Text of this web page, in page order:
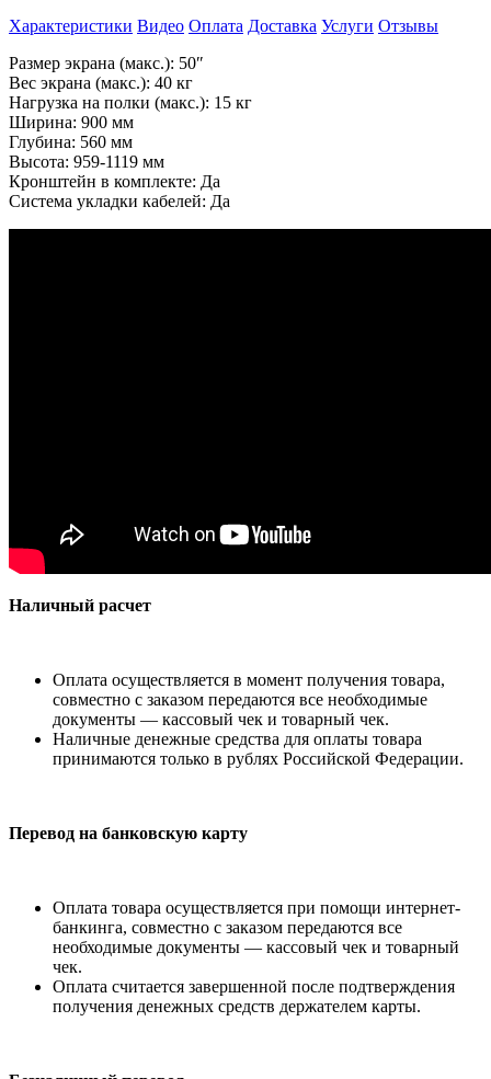
Характеристики Видео Оплата Доставка Услуги Отзывы
Размер экрана (макс.): 50″
Вес экрана (макс.): 40 кг
Нагрузка на полки (макс.): 15 кг
Ширина: 900 мм
Глубина: 560 мм
Высота: 959-1119 мм
Кронштейн в комплекте: Да
Система укладки кабелей: Да
Наличный расчет
Оплата осуществляется в момент получения товара,
совместно с заказом передаются все необходимые
документы — кассовый чек и товарный чек.
Наличные денежные средства для оплаты товара
принимаются только в рублях Российской Федерации.
Перевод на банковскую карту
Оплата товара осуществляется при помощи интернет-
банкинга, совместно с заказом передаются все
необходимые документы — кассовый чек и товарный
чек.
Оплата считается завершенной после подтверждения
получения денежных средств держателем карты.